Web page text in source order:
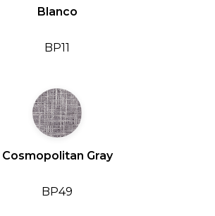
Blanco
BP11
Cosmopolitan Gray
BP49